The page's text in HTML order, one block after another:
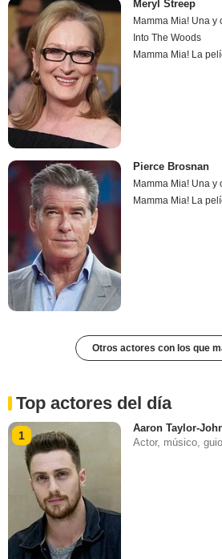
Meryl Streep
Mamma Mia! Una y
Into The Woods
Mamma Mia! La
Pierce Brosnan
Mamma Mia! Una y
Mamma Mia! La
Otros actores con los que
Top actores del día
1
Aaron Taylor-
Actor, músico,